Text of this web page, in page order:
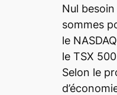
Nul
sommes
le
le TSX
Selon le